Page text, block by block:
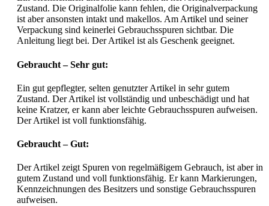
Zustand. Die Originalfolie kann fehlen, die Originalverpackung
ist aber ansonsten intakt und makellos. Am Artikel und seiner
Verpackung sind keinerlei Gebrauchsspuren sichtbar. Die
Anleitung liegt bei. Der Artikel ist als Geschenk geeignet.
Gebraucht – Sehr gut:
Ein gut gepflegter, selten genutzter Artikel in sehr gutem
Zustand. Der Artikel ist vollständig und unbeschädigt und hat
keine Kratzer, er kann aber leichte Gebrauchsspuren aufweisen.
Der Artikel ist voll funktionsfähig.
Gebraucht – Gut:
Der Artikel zeigt Spuren von regelmäßigem Gebrauch, ist aber in
gutem Zustand und voll funktionsfähig. Er kann Markierungen,
Kennzeichnungen des Besitzers und sonstige Gebrauchsspuren
aufweisen.